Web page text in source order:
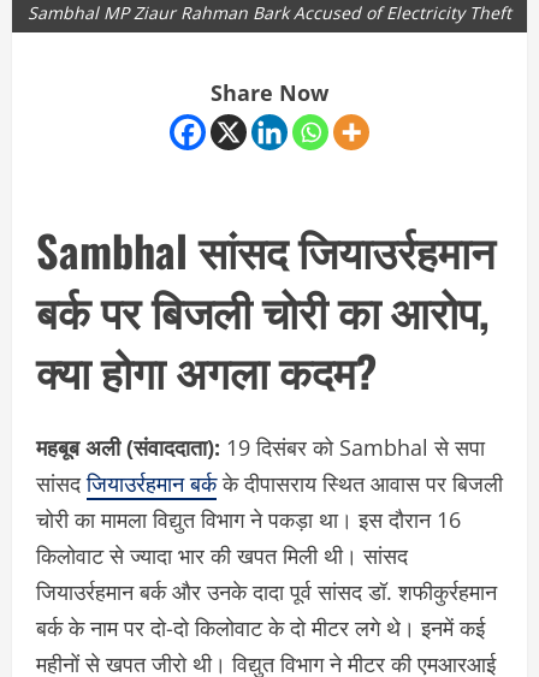
Sambhal MP Ziaur Rahman Bark Accused of Electricity Theft
Share Now
Sambhal सांसद जियाउर्रहमान
बर्क पर बिजली चोरी का आरोप,
क्या होगा अगला कदम?
महबूब अली (संवाददाता): 19 दिसंबर को Sambhal से सपा
सांसदजियाउर्रहमान बर्कके दीपासराय स्थित आवास पर बिजली
चोरी का मामला विद्युत विभाग ने पकड़ा था। इस दौरान 16
किलोवाट से ज्यादा भार की खपत मिली थी। सांसद
जियाउर्रहमान बर्क और उनके दादा पूर्व सांसद डॉ. शफीकुर्रहमान
बर्क के नाम पर दो-दो किलोवाट के दो मीटर लगे थे। इनमें कई
महीनों से खपत जीरो थी। विद्युत विभाग ने मीटर की एमआरआई